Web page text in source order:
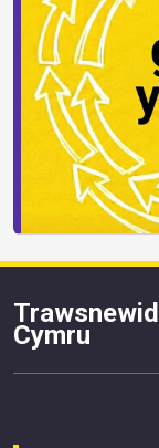
Trawsnewid
Cymru